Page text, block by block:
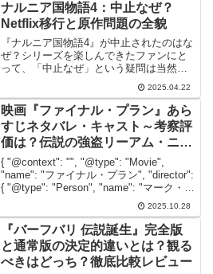
ナルニア国物語4：中止なぜ？
Netflix移行と原作問題の全貌
『ナルニア国物語4』が中止されたのはな
ぜ？シリーズを楽しんできたファンにと
って、「中止なぜ」という疑問は当然の
ものです。本記事では、その理由を興行
収入や制作体制、脚本の問題などから総
合的に解説します。さらに、キャストの
死亡情報や、ペベンシー...
2025.04.22
映画『ファイナル・プラン』あら
すじネタバレ・キャスト～考察評
価は？伝説の強盗リーアム・ニー
ソンが挑む🔥
{ "@context": "", "@type": "Movie",
"name": "ファイナル・プラン", "director":
{ "@type": "Person", "name": "マーク・ウ
2025.10.28
『バーフバリ 伝説誕生』完全版
と通常版の決定的違いとは？観る
べきはどっち？徹底比較レビュー